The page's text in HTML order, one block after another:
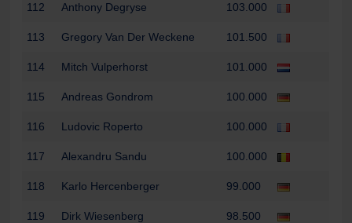
112 Anthony Degryse 103.000
113 Gregory Van Der Weckene 101.500
114 Mitch Vulperhorst 101.000
115 Andreas Gondrom 100.000
116 Ludovic Roperto 100.000
117 Alexandru Sandu 100.000
118 Karlo Hercenberger 99.000
119 Dirk Wiesenberg 98.500